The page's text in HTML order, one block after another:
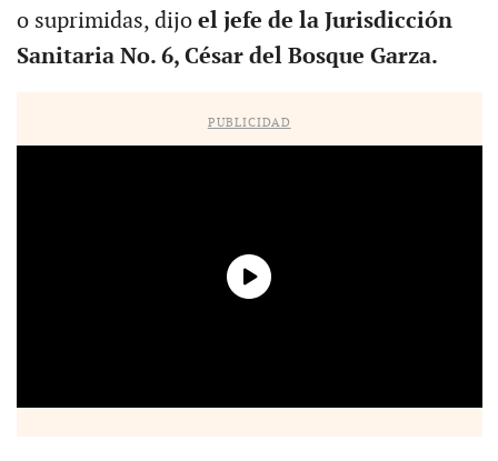
o suprimidas, dijoel jefe de la Jurisdicción
Sanitaria No. 6, César del Bosque Garza.
PUBLICIDAD